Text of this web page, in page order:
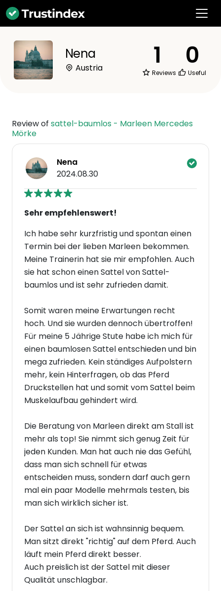
Nena
Austria 1
Reviews
0
Useful
Review of sattel-baumlos - Marleen Mercedes
Mörke
Nena
2024.08.30
Sehr empfehlenswert!
Ich habe sehr kurzfristig und spontan einen
Termin bei der lieben Marleen bekommen.
Meine Trainerin hat sie mir empfohlen. Auch
sie hat schon einen Sattel von Sattel-
baumlos und ist sehr zufrieden damit.
Somit waren meine Erwartungen recht
hoch. Und sie wurden dennoch übertroffen!
Für meine 5 Jährige Stute habe ich mich für
einen baumlosen Sattel entschieden und bin
mega zufrieden. Kein ständiges Aufpolstern
mehr, kein Hinterfragen, ob das Pferd
Druckstellen hat und somit vom Sattel beim
Muskelaufbau gehindert wird.
Die Beratung von Marleen direkt am Stall ist
mehr als top! Sie nimmt sich genug Zeit für
jeden Kunden. Man hat auch nie das Gefühl,
dass man sich schnell für etwas
entscheiden muss, sondern darf auch gern
mal ein paar Modelle mehrmals testen, bis
man sich wirklich sicher ist.
Der Sattel an sich ist wahnsinnig bequem.
Man sitzt direkt "richtig" auf dem Pferd. Auch
läuft mein Pferd direkt besser.
Auch preislich ist der Sattel mit dieser
Qualität unschlagbar.